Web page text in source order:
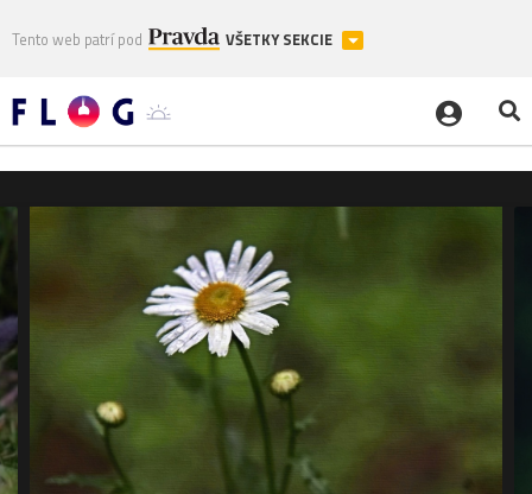
Tento web patrí pod VŠETKY SEKCIE